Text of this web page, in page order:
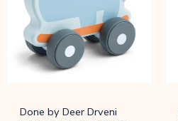
Done by Deer Drveni